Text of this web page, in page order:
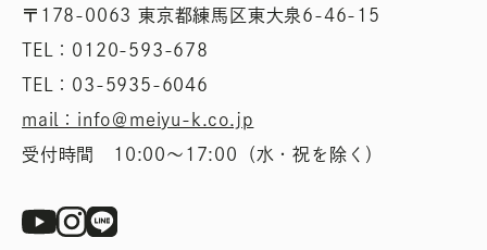
〒178-0063 東京都練馬区東大泉6-46-15
TEL：0120-593-678
TEL：03-5935-6046
mail：info＠meiyu-k.co.jp
受付時間 10:00〜17:00（水・祝を除く）